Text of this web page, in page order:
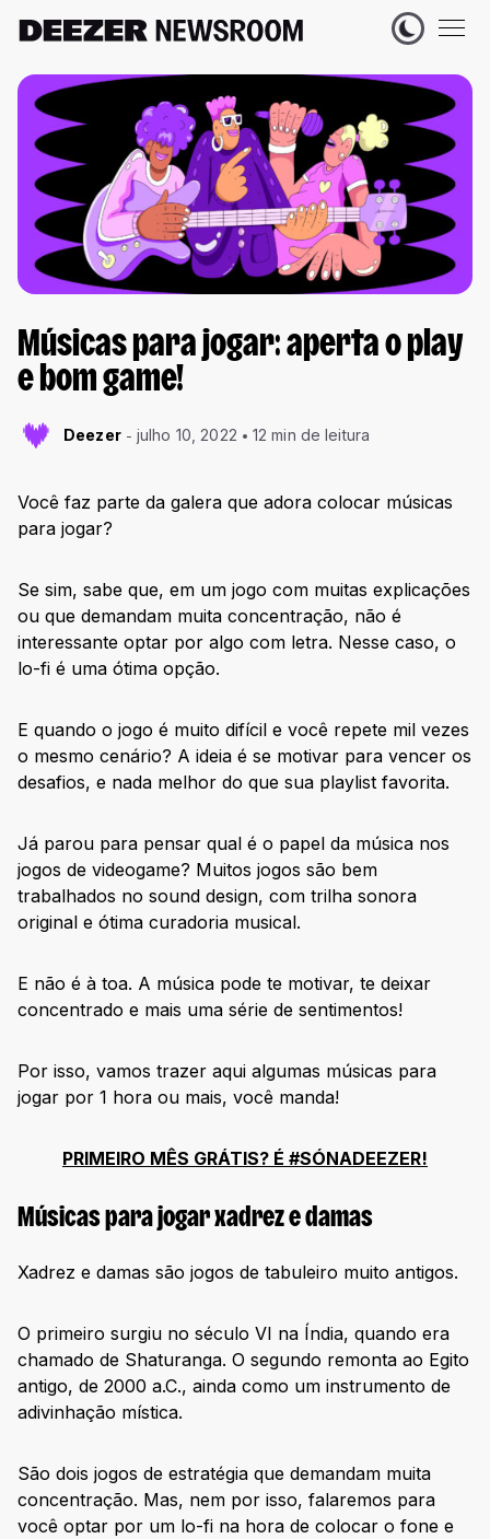
Músicas para jogar: aperta o play
e bom game!
Deezer julho 10, 2022 12 min de leitura
Você faz parte da galera que adora colocar músicas
para jogar?
Se sim, sabe que, em um jogo com muitas explicações
ou que demandam muita concentração, não é
interessante optar por algo com letra. Nesse caso, o
lo-fi é uma ótima opção.
E quando o jogo é muito difícil e você repete mil vezes
o mesmo cenário? A ideia é se motivar para vencer os
desafios, e nada melhor do que sua playlist favorita.
Já parou para pensar qual é o papel da música nos
jogos de videogame? Muitos jogos são bem
trabalhados no sound design, com trilha sonora
original e ótima curadoria musical.
E não é à toa. A música pode te motivar, te deixar
concentrado e mais uma série de sentimentos!
Por isso, vamos trazer aqui algumas músicas para
jogar por 1 hora ou mais, você manda!
PRIMEIRO MÊS GRÁTIS? É #SÓNADEEZER!
Músicas para jogar xadrez e damas
Xadrez e damas são jogos de tabuleiro muito antigos.
O primeiro surgiu no século VI na Índia, quando era
chamado de Shaturanga. O segundo remonta ao Egito
antigo, de 2000 a.C., ainda como um instrumento de
adivinhação mística.
São dois jogos de estratégia que demandam muita
concentração. Mas, nem por isso, falaremos para
você optar por um lo-fi na hora de colocar o fone e